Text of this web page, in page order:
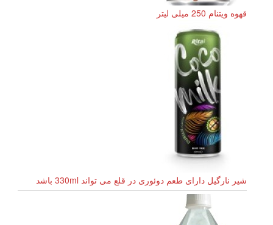
قهوه ویتنام 250 میلی لیتر
شیر نارگیل دارای طعم دوئوری در قلع می تواند 330ml باشد